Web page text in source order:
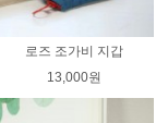
로즈 조가비 지갑
13,000원